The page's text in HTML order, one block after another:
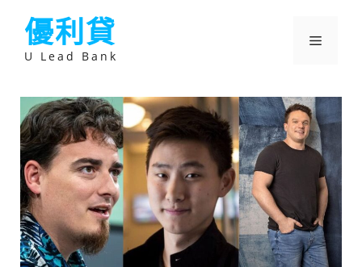
優利貸
U Lead Bank
選